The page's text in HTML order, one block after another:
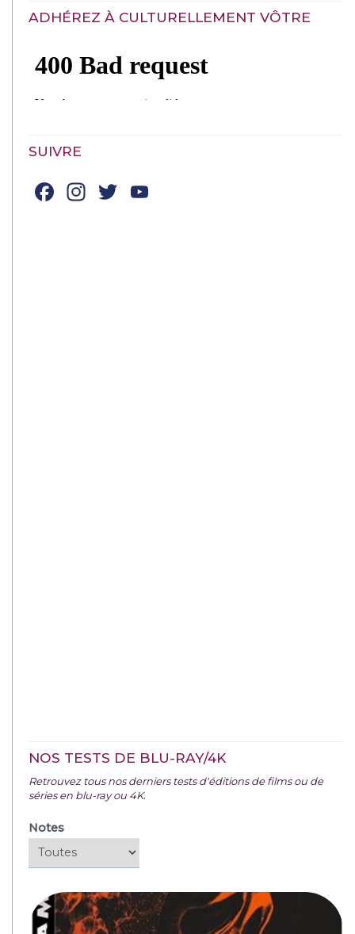
ADHÉREZ À CULTURELLEMENT VÔTRE
SUIVRE
Facebook
Instagram
Twitter
NOS TESTS DE BLU-RAY/4K
Retrouvez tous nos derniers tests d'éditions de films ou de
séries en blu-ray ou 4K.
Notes